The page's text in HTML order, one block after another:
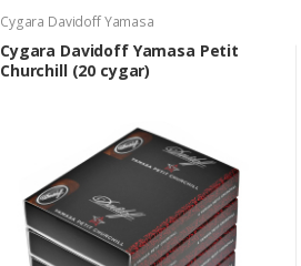
Cygara Davidoff Yamasa
Cygara Davidoff Yamasa Petit
Churchill (20 cygar)